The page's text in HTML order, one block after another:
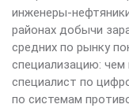
инженеры-
районах добычи
средних по рынку
специализацию: чем
специалист по
по системам